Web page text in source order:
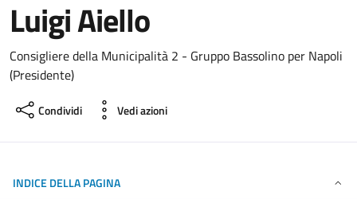
Luigi Aiello
Consigliere della Municipalità 2 - Gruppo Bassolino per Napoli
(Presidente)
Condividi Vedi azioni
INDICE DELLA PAGINA